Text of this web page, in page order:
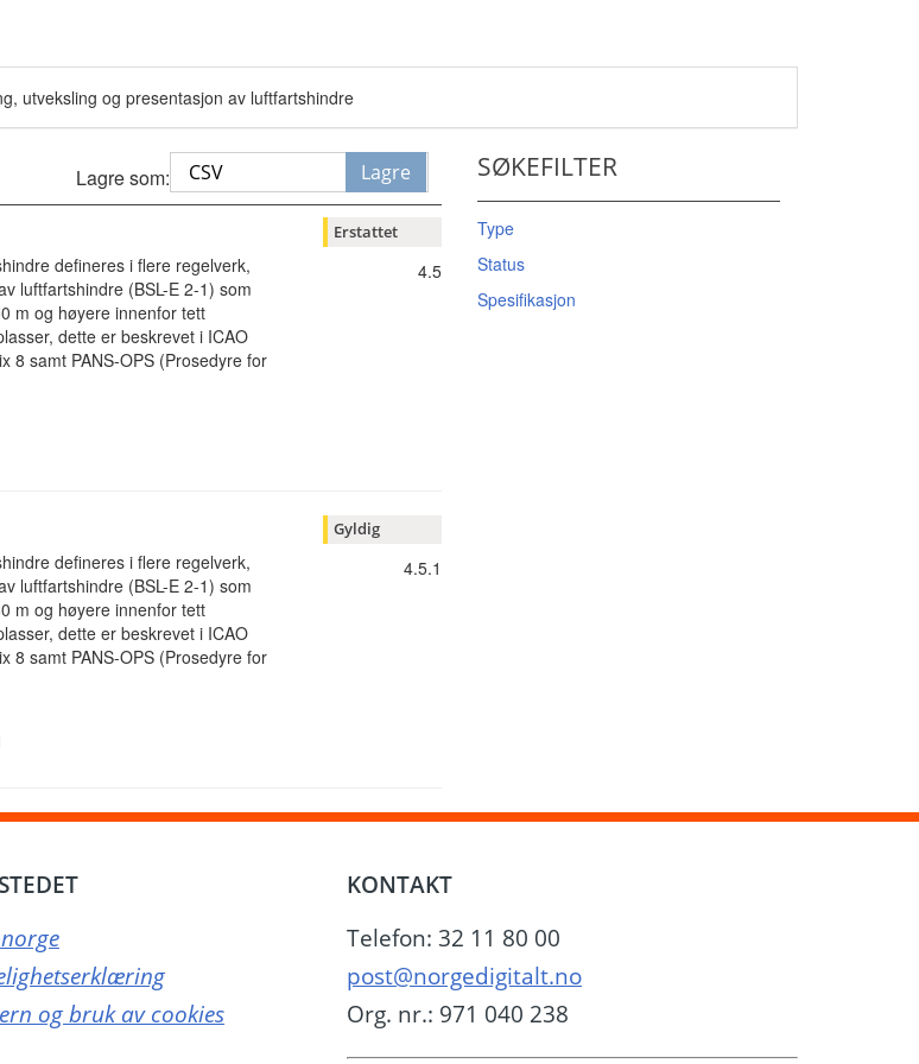
utveksling og presentasjon av luftfartshindre
Lagre som: Lagre
defineres i flere regelverk,
luftfartshindre (BSL-E 2-1) som
m og høyere innenfor tett
dette er beskrevet i ICAO
8 samt PANS-OPS (Prosedyre for
Erstattet
4.5
defineres i flere regelverk,
luftfartshindre (BSL-E 2-1) som
m og høyere innenfor tett
dette er beskrevet i ICAO
8 samt PANS-OPS (Prosedyre for
Gyldig
4.5.1
SØKEFILTER
Type
Status
Spesifikasjon